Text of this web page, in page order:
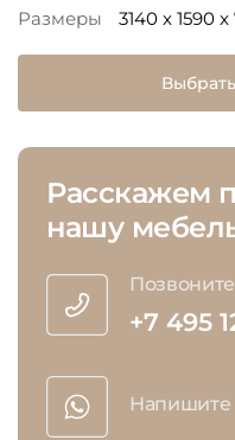
Размеры 3140 x 1590
Расскажем
нашу
+7 495
Напишите